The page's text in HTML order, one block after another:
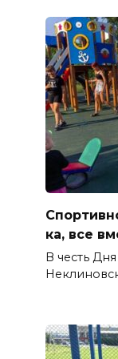
ка, все
В честь